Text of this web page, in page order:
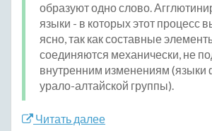
образуют одно слово.
языки - в которых этот процесс
ясно, так как составные
соединяются механически, не
внутренним изменениям (языки
урало-алтайской группы).
Читать далее